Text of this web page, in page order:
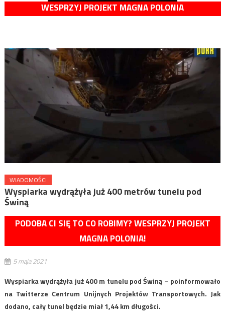
WESPRZYJ PROJEKT MAGNA POLONIA
WIADOMOŚCI
Wyspiarka wydrążyła już 400 metrów tunelu pod
Świną
PODOBA CI SIĘ TO CO ROBIMY? WESPRZYJ PROJEKT
MAGNA POLONIA!
5 maja 2021
Wyspiarka wydrążyła już 400 m tunelu pod Świną – poinformowało
na Twitterze Centrum Unijnych Projektów Transportowych. Jak
dodano, cały tunel będzie miał 1,44 km długości.